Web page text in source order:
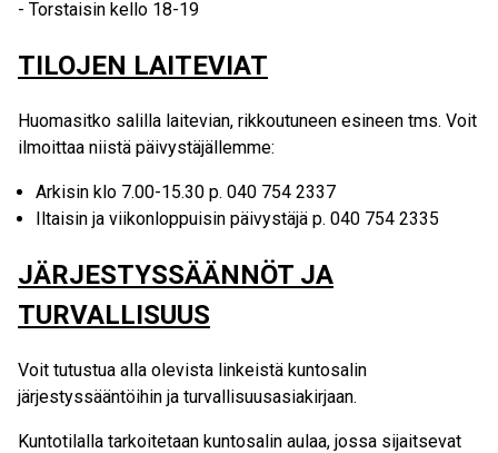
- Torstaisin kello 18-19
TILOJEN LAITEVIAT
Huomasitko salilla laitevian, rikkoutuneen esineen tms. Voit
ilmoittaa niistä päivystäjällemme:
Arkisin klo 7.00-15.30 p. 040 754 2337
Iltaisin ja viikonloppuisin päivystäjä p. 040 754 2335
JÄRJESTYSSÄÄNNÖT JA
TURVALLISUUS
Voit tutustua alla olevista linkeistä kuntosalin
järjestyssääntöihin ja turvallisuusasiakirjaan.
Kuntotilalla tarkoitetaan kuntosalin aulaa, jossa sijaitsevat